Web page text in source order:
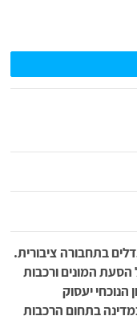
בתחבורה ציבורית.
המונים ורכבות
הנוכחי יעסוק
בתחום הרכבות